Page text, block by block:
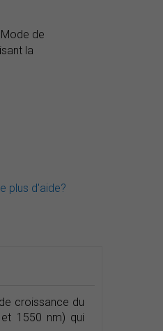
de
la
plus d'aide?
croissance du
1550 nm) qui